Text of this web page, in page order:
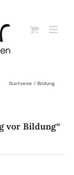
Startseite Bildung
vor Bildung“